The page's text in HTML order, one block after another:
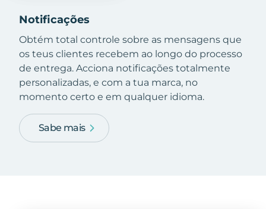
Notificações
Obtém total controle sobre as mensagens que
os teus clientes recebem ao longo do processo
de entrega. Acciona notificações totalmente
personalizadas, e com a tua marca, no
momento certo e em qualquer idioma.
Sabe mais